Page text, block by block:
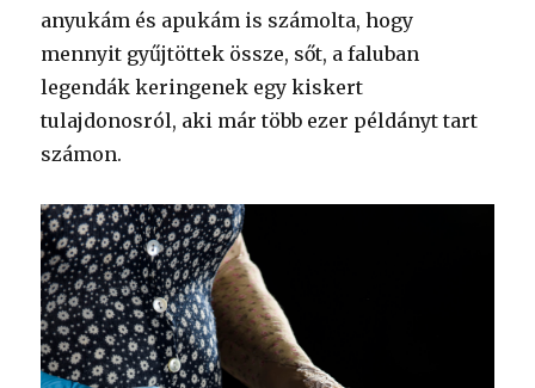
anyukám és apukám is számolta, hogy
mennyit gyűjtöttek össze, sőt, a faluban
legendák keringenek egy kiskert
tulajdonosról, aki már több ezer példányt tart
számon.